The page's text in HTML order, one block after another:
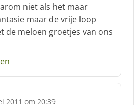
niet als het maar
maar de vrije loop
de meloen groetjes van ons
2011 om 20:39